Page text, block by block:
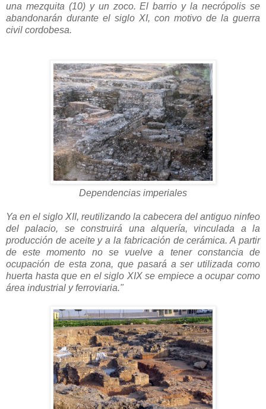
una mezquita (10) y un zoco. El barrio y la necrópolis se
abandonarán durante el siglo XI, con motivo de la guerra
civil cordobesa.
Dependencias imperiales
Ya en el siglo XII, reutilizando la cabecera del antiguo ninfeo
del palacio, se construirá una alquería, vinculada a la
producción de aceite y a la fabricación de cerámica. A partir
de este momento no se vuelve a tener constancia de
ocupación de esta zona, que pasará a ser utilizada como
huerta hasta que en el siglo XIX se empiece a ocupar como
área industrial y ferroviaria."